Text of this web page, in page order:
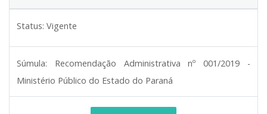
Status: Vigente
Súmula:
Recomendação Administrativa nº 001/2019 -
Ministério Público do Estado do Paraná